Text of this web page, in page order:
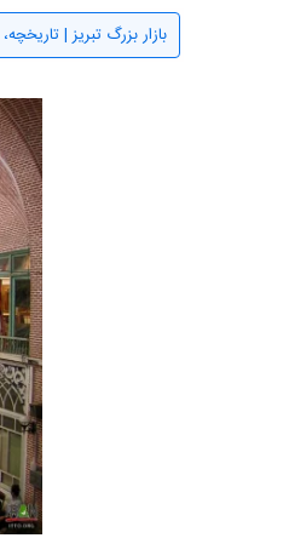
بازار بزرگ تبریز |